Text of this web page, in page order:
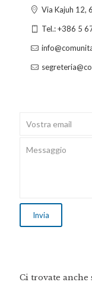
Via Kajuh 12,
Tel.: +386 5
Ci trovate